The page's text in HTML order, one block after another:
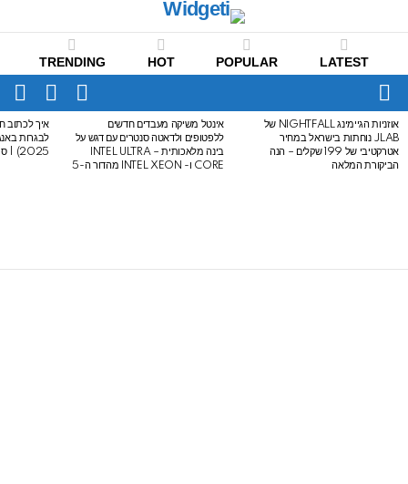
LATEST
POPULAR
HOT
TRENDING
Menu
SWITCH
SKIN
LATEST
STORIES
אוזניות הגיימינג NIGHTFALL של
JLAB נוחתות בישראל במחיר
אטרקטיבי של 199 שקלים – הנה
הביקורת המלאה
אינטל משיקה מעבדים חדשים
ללפטופים ולדאטה סנטרים עם דגש על
בינה מלאכותית – INTEL ULTRA
CORE ו- INTEL XEON מהדור ה-5
איך לכתוב
2025) | סיכום לבגרות באנגלית